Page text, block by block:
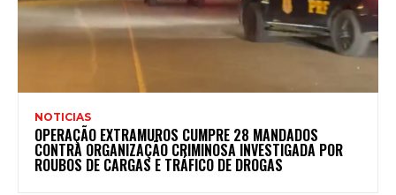
NOTICIAS
OPERAÇÃO EXTRAMUROS CUMPRE 28 MANDADOS
CONTRA ORGANIZAÇÃO CRIMINOSA INVESTIGADA POR
ROUBOS DE CARGAS E TRÁFICO DE DROGAS